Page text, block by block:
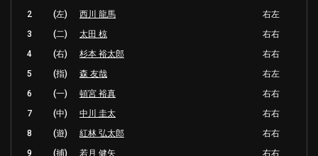
2
(左) 西川 龍馬
右左
3
(二) 太田 椋
右右
4
(右) 杉本 裕太郎
右右
5
(指) 森 友哉
右左
6
(一) 頓宮 裕真
右右
7
(中) 中川 圭太
右右
8
(遊) 紅林 弘太郎
右右
9
(捕) 若月 健矢
右右